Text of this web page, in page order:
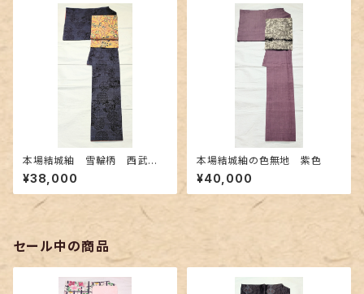
本場結城紬 雪輪柄 西武百
貨店誂え
¥38,000
本場結城紬の色無地 紫色
¥40,000
セール中の商品